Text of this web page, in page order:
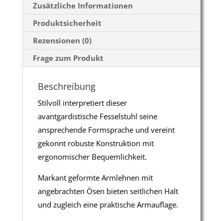
Zusätzliche Informationen
Produktsicherheit
Rezensionen (0)
Frage zum Produkt
Beschreibung
Stilvoll interpretiert dieser
avantgardistische Fesselstuhl seine
ansprechende Formsprache und vereint
gekonnt robuste Konstruktion mit
ergonomischer Bequemlichkeit.
Markant geformte Armlehnen mit
angebrachten Ösen bieten seitlichen Halt
und zugleich eine praktische Armauflage.